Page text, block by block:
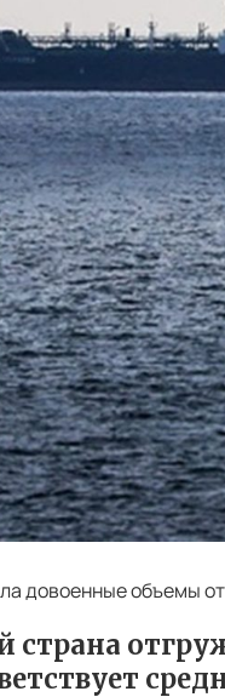
довоенные объемы
страна